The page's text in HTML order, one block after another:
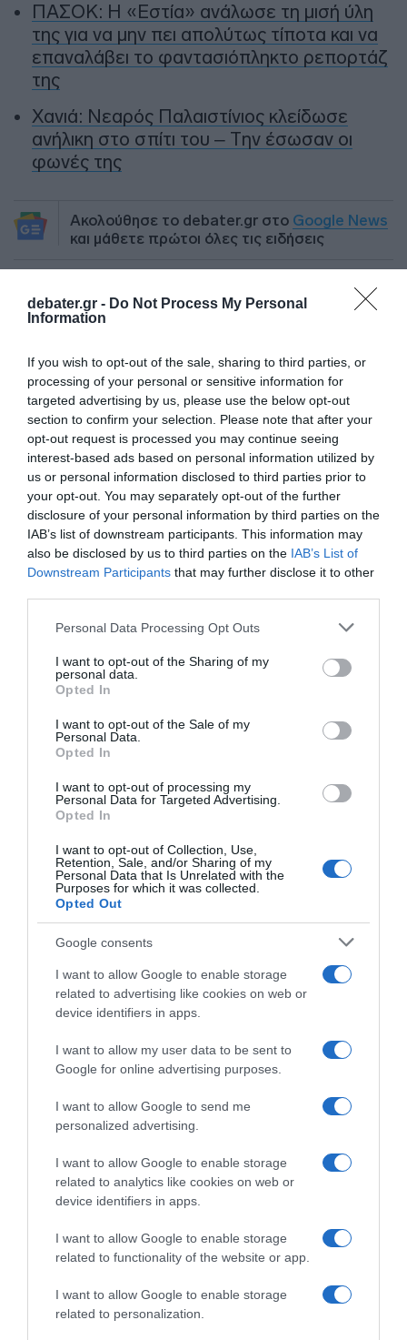
debater.gr - Do Not Process My Personal
Information
If you wish to opt-out of the sale, sharing to third parties, or
processing of your personal or sensitive information for
targeted advertising by us, please use the below opt-out
section to confirm your selection. Please note that after your
opt-out request is processed you may continue seeing
interest-based ads based on personal information utilized by
us or personal information disclosed to third parties prior to
your opt-out. You may separately opt-out of the further
disclosure of your personal information by third parties on the
IAB’s list of downstream participants. This information may
also be disclosed by us to third parties on the IAB’s List of
Downstream Participants that may further disclose it to other
Please note that this website/app uses one or more Google
not limited to your visit or usage behaviour. You may click to
grant or deny consent to Google and its third-party tags to
use your data for below specified purposes in below Google
consent section.
Personal Data Processing Opt Outs
I want to opt-out of the Sharing of my
personal data.
Opted In
I want to opt-out of the Sale of my
Personal Data.
Opted In
I want to opt-out of processing my
Personal Data for Targeted Advertising.
Opted In
I want to opt-out of Collection, Use,
Retention, Sale, and/or Sharing of my
Personal Data that Is Unrelated with the
Purposes for which it was collected.
Opted Out
Google consents
I want to allow Google to enable storage
related to advertising like cookies on web or
device identifiers in apps.
I want to allow my user data to be sent to
Google for online advertising purposes.
I want to allow Google to send me
personalized advertising.
I want to allow Google to enable storage
related to analytics like cookies on web or
device identifiers in apps.
I want to allow Google to enable storage
related to functionality of the website or app.
I want to allow Google to enable storage
related to personalization.
ΠΑΣΟΚ: Η «Εστία» ανάλωσε τη μισή ύλη
της για να μην πει απολύτως τίποτα και να
επαναλάβει το φαντασιόπληκτο ρεπορτάζ
της
Χανιά: Νεαρός Παλαιστίνιος κλείδωσε
ανήλικη στο σπίτι του – Την έσωσαν οι
φωνές της
Ακολούθησε το debater.gr στο Google News
και μάθετε πρώτοι όλες τις ειδήσεις
ΔΙΑΦΗΜΙΣΗ
ΣΧΟΛΙΑ
ΠΟΛΙΤΙΚΗ